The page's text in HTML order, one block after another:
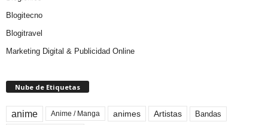
Blogitecno
Blogitravel
Marketing Digital & Publicidad Online
Nube de Etiquetas
anime Anime / Manga animes Artistas Bandas